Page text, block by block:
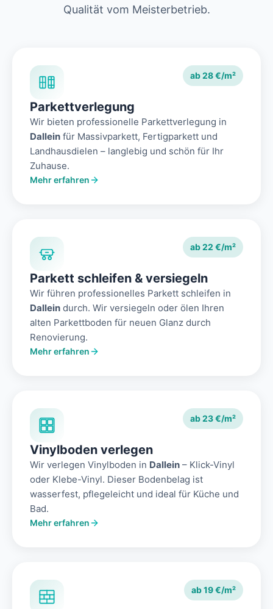
Qualität vom Meisterbetrieb.
ab 28 €/m²
Parkettverlegung
Wir bieten professionelle Parkettverlegung in
Dallein für Massivparkett, Fertigparkett und
Landhausdielen – langlebig und schön für Ihr
Zuhause.
Mehr erfahren
ab 22 €/m²
Parkett schleifen & versiegeln
Wir führen professionelles Parkett schleifen in
Dallein durch. Wir versiegeln oder ölen Ihren
alten Parkettboden für neuen Glanz durch
Renovierung.
Mehr erfahren
ab 23 €/m²
Vinylboden verlegen
Wir verlegen Vinylboden in Dallein – Klick-Vinyl
oder Klebe-Vinyl. Dieser Bodenbelag ist
wasserfest, pflegeleicht und ideal für Küche und
Bad.
Mehr erfahren
ab 19 €/m²